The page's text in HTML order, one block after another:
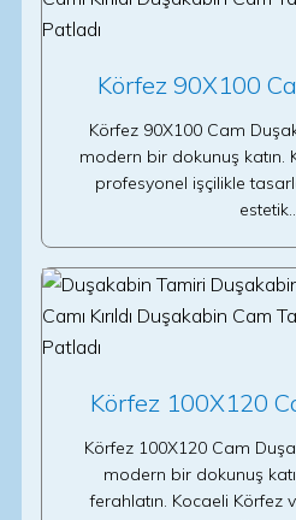
Körfez 90X100
Körfez 90X100 Cam
modern bir dokunuş katın.
profesyonel işçilikle
Körfez 100X120
Körfez 100X120 Cam
modern bir dokunuş
ferahlatın. Kocaeli Körfez